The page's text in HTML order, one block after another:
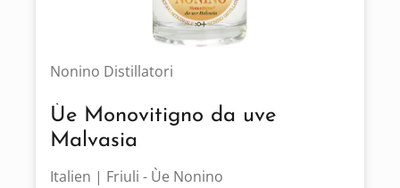
Nonino Distillatori
Ùe Monovitigno da uve
Malvasia
Italien | Friuli - Ùe Nonino